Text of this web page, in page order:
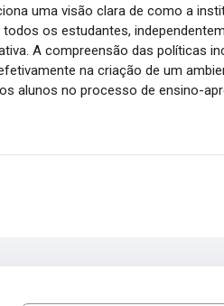
uma visão clara de como a
os estudantes,
A compreensão das políticas
na criação de um
alunos no processo de ensino-